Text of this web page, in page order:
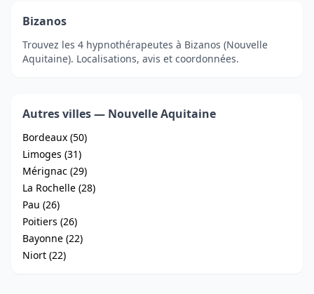
Bizanos
Trouvez les 4 hypnothérapeutes à Bizanos (Nouvelle
Aquitaine). Localisations, avis et coordonnées.
Autres villes — Nouvelle Aquitaine
Bordeaux (50)
Limoges (31)
Mérignac (29)
La Rochelle (28)
Pau (26)
Poitiers (26)
Bayonne (22)
Niort (22)